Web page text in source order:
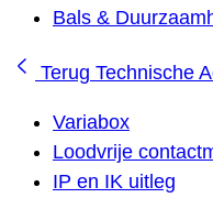
Bals &
Terug Technische
Variabox
Loodvrije
IP en IK uitleg